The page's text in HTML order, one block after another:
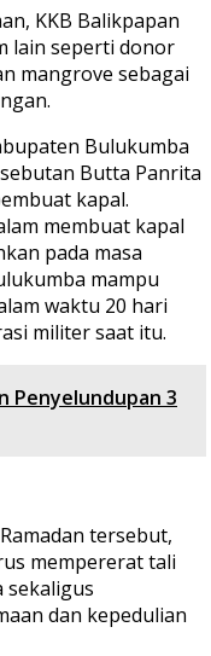
KKB Balikpapan
lain seperti donor
mangrove sebagai
Bulukumba
Butta Panrita
kapal.
membuat kapal
pada masa
mampu
waktu 20 hari
militer saat itu.
Penyelundupan 3
tersebut,
mempererat tali
dan kepedulian